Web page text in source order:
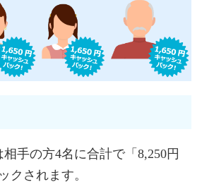
相手の方4名に合計で「8,250円
クされます。